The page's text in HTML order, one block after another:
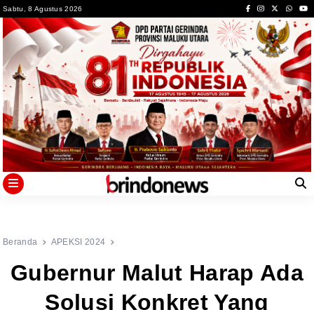
to
content
Sabtu, 8 Agustus 2026
Beranda APEKSI 2024
Gubernur Malut Harap Ada
Solusi Konkret Yang